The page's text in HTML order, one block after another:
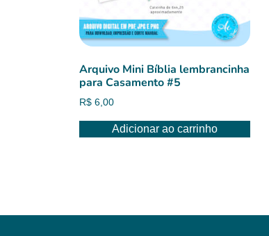
Arquivo Mini Bíblia lembrancinha
para Casamento #5
R$ 6,00
Adicionar ao carrinho